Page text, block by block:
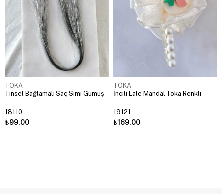
TOKA
Tinsel Bağlamalı Saç Simi Gümüş
18110
₺99,00
TOKA
İncili Lale Mandal Toka Renkli
19121
₺169,00